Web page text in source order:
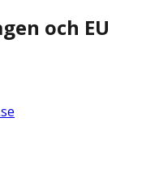
och EU